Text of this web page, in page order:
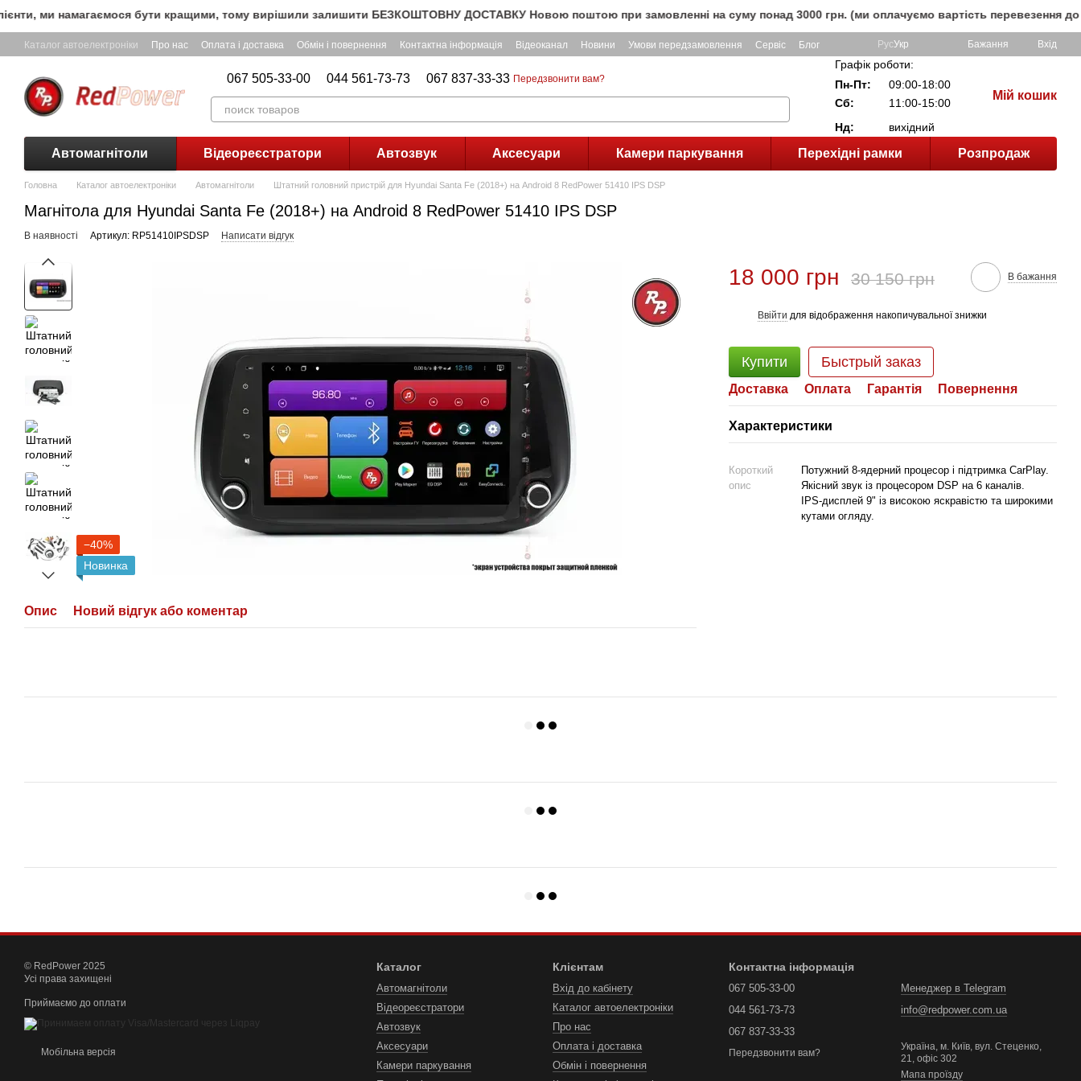
Перейти до основного контенту
ми намагаємося бути кращими, тому вирішили залишити БЕЗКОШТОВНУ ДОСТАВКУ Новою поштою при замовленні на суму понад 3000 грн. (ми оплачуємо вартість перевезення до
Каталог автоелектроніки Про нас Оплата і доставка Обмін і повернення Контактна інформація Відеоканал Новини Умови передзамовлення Сервіс Блог РусУкр Бажання Вхід
067 505-33-00 044 561-73-73 067 837-33-33 Передзвонити вам?
Графік роботи:
Пн-Пт:
09:00-18:00
Сб:
11:00-15:00
Нд:
вихідний
Мій кошик
Автомагнітоли Відеореєстратори Автозвук Аксесуари Камери паркування Перехідні рамки Розпродаж
Головна Каталог автоелектроніки Автомагнітоли Штатний головний пристрій для Hyundai Santa Fe (2018+) на Android 8 RedPower 51410 IPS DSP
Магнітола для Hyundai Santa Fe (2018+) на Android 8 RedPower 51410 IPS DSP
В наявності Артикул: RP51410IPSDSP Написати відгук
−40%
Новинка
Опис Новий відгук або коментар
18 000 грн 30 150 грн В бажання
Ввійти для відображення накопичувальної знижки
Купити Быстрый заказ
Доставка Оплата Гарантія Повернення
Характеристики
Короткий
опис
Потужний 8-ядерний процесор і підтримка CarPlay.
Якісний звук із процесором DSP на 6 каналів.
IPS-дисплей 9" із високою яскравістю та широкими
кутами огляду.
© RedPower 2025
Усі права захищені
Приймаємо до оплати
Мобільна версія
Каталог
Автомагнітоли
Відеореєстратори
Автозвук
Аксесуари
Камери паркування
Клієнтам
Вхід до кабінету
Каталог автоелектроніки
Про нас
Оплата і доставка
Обмін і повернення
Контактна інформація
067 505-33-00
044 561-73-73
067 837-33-33
Передзвонити вам?
Менеджер в Telegram
info@redpower.com.ua
Україна, м. Київ, вул. Стеценко,
21, офіс 302
Мапа проїзду